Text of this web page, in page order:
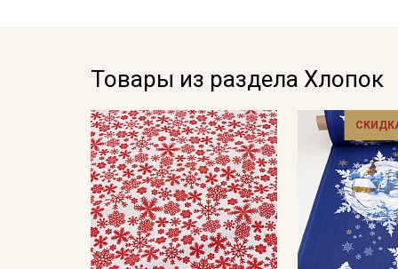
Товары из раздела Хлопок